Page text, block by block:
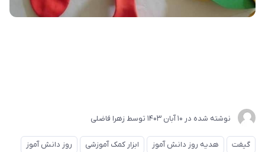
نوشته شده در 10 آبان 1403 توسط زهرا فاضلی
گیفت هدیه روز دانش آموز ابزار کمک آموزشی روز دانش آموز